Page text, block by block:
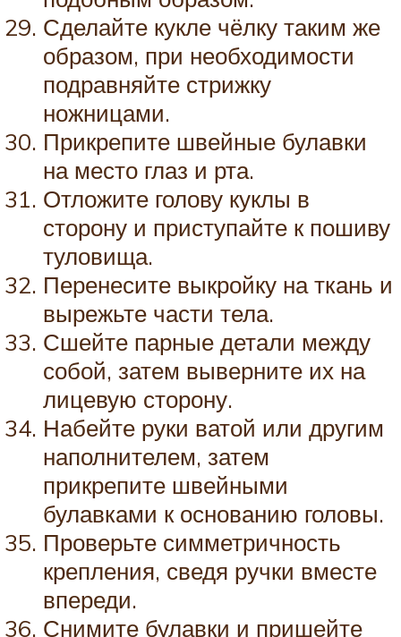
Сделайте кукле чёлку таким же
образом, при необходимости
подравняйте стрижку
ножницами.
Прикрепите швейные булавки
на место глаз и рта.
Отложите голову куклы в
сторону и приступайте к пошиву
туловища.
Перенесите выкройку на ткань и
вырежьте части тела.
Сшейте парные детали между
собой, затем выверните их на
лицевую сторону.
Набейте руки ватой или другим
наполнителем, затем
прикрепите швейными
булавками к основанию головы.
Проверьте симметричность
крепления, сведя ручки вместе
впереди.
Снимите булавки и пришейте